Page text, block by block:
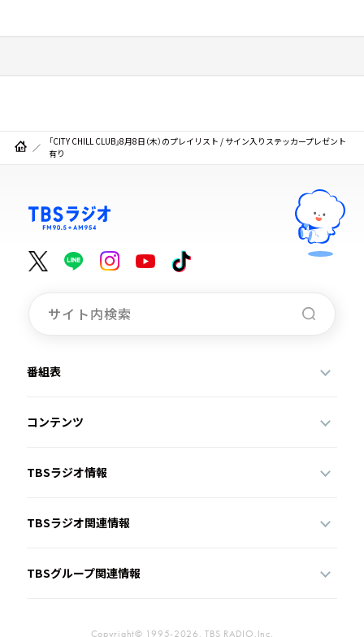
「CITY CHILL CLUB」8月8日（木）のプレイリスト / サイン入りステッカープレゼント
有り
番組表
コンテンツ
TBSラジオ情報
TBSラジオ関連情報
TBSグループ関連情報
Copyright© 1995-2026, TBS RADIO,Inc.